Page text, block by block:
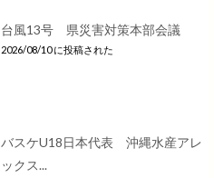
台風13号 県災害対策本部会議
2026/08/10 に投稿された
バスケU18日本代表 沖縄水産アレ
ックス...